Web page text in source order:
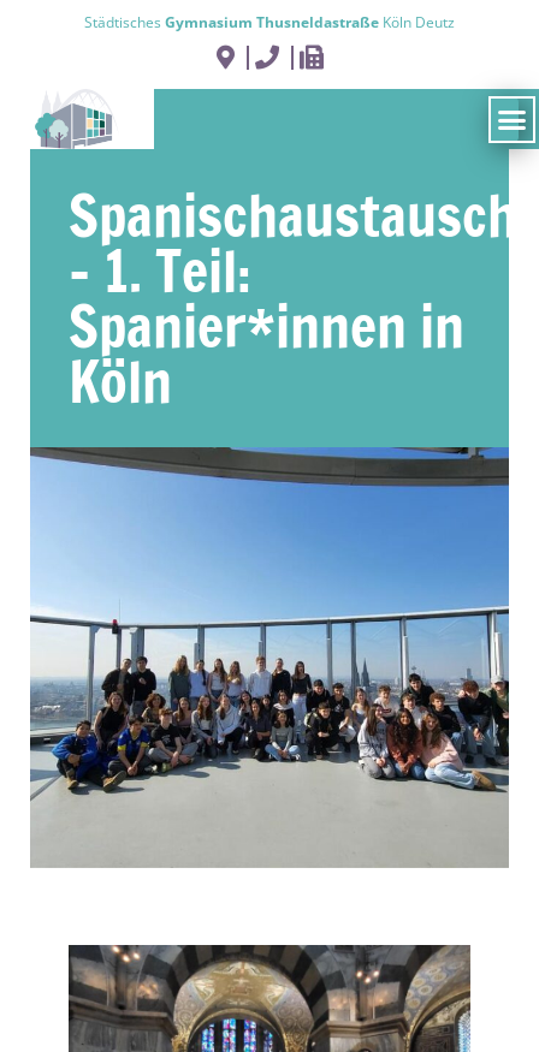
Städtisches Gymnasium Thusneldastraße Köln Deutz
Spanischaustausch
– 1. Teil:
Spanier*innen in
Köln